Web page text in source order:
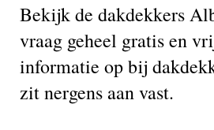
Bekijk de dakdekkers
vraag geheel gratis en
informatie op bij
zit nergens aan vast.